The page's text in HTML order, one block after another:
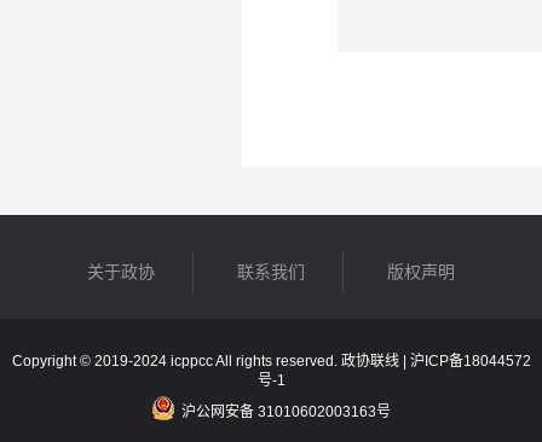
关于政协 联系我们 版权声明
Copyright © 2019-2024 icppcc All rights reserved. 政协联线 | 沪ICP备18044572
号-1
沪公网安备 31010602003163号